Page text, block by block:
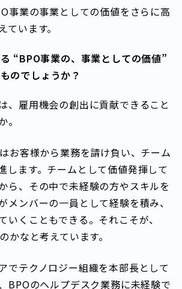
事業の事業としての価値をさらに高
います。
“BPO事業の、事業としての価値”
のでしょうか？
、雇用機会の創出に貢献できること
。
お客様から業務を請け負い、チーム
します。チームとして価値発揮して
ら、その中で未経験の方やスキルを
メンバーの一員として経験を積み、
いくこともできる。それこそが、
かなと考えています。
でテクノロジー組織を本部長として
BPOのヘルプデスク業務に未経験で